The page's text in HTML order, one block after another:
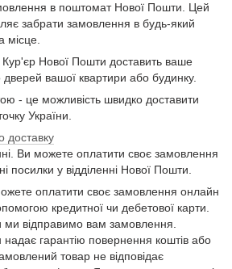
в поштомат Нової Пошти. Цей
забрати замовлення в будь-який
місце.
Нової Пошти доставить ваше
вашої квартири або будинку.
- це можливість швидко доставити
України.
доставку
Ви можете оплатити своє замовлення
посилки у відділенні Нової Пошти.
оплатити своє замовлення онлайн
кредитної чи дебетової карти.
ми відправимо вам замовлення.
гарантію повернення коштів або
товар не відповідає